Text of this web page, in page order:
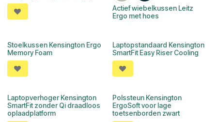
Actief wiebelkussen Leitz
Ergo met hoes
Stoelkussen Kensington Ergo
Memory Foam
Laptopstandaard Kensington
SmartFit Easy Riser Cooling
Laptopverhoger Kensington
SmartFit zonder Qi draadloos
oplaadplatform
Polssteun Kensington
ErgoSoft voor lage
toetsenborden zwart